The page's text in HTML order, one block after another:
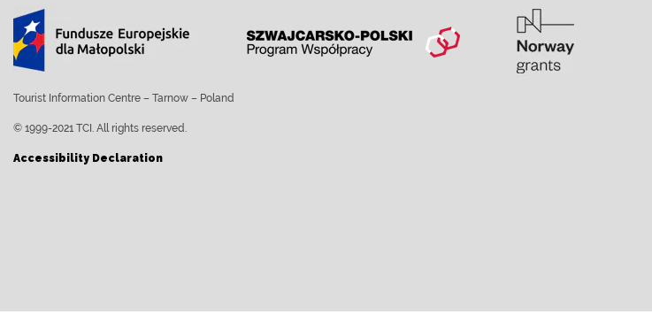
Tourist Information Centre – Tarnow – Poland
© 1999-2021 TCI. All rights reserved.
Accessibility Declaration